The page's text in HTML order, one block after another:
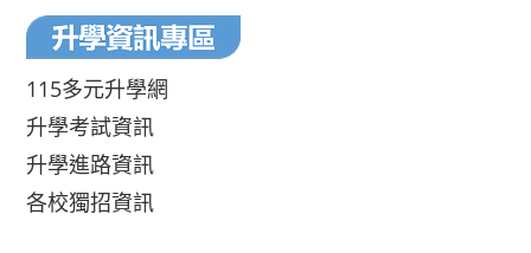
115多元升學網
升學考試資訊
升學進路資訊
各校獨招資訊